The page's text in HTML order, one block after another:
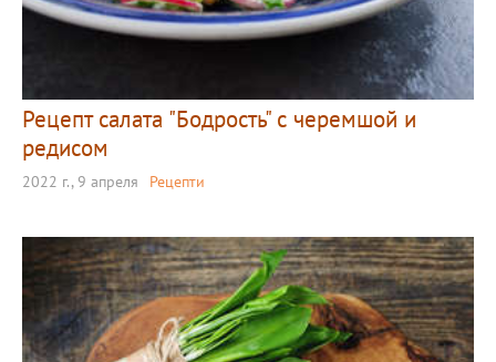
Рецепт салата "Бодрость" с черемшой и
редисом
2022 г., 9 апреля Рецепти